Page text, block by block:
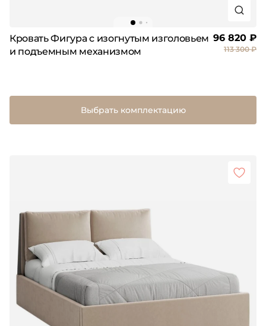
Кровать Фигура с изогнутым изголовьем
и подъемным механизмом
96 820 ₽
113 300 ₽
Выбрать комплектацию